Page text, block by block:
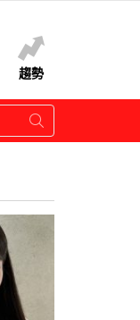
趨勢